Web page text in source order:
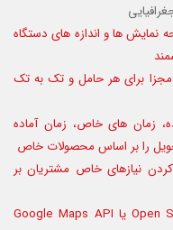
نمایش ها و اندازه های دستگاه
مجزا برای هر حامل و تک به تک
زمان های خاص، زمان آماده
را بر اساس محصولات خاص
نیازهای خاص مشتریان بر
با استفاده از وب‌سرویس Open Street Maps یا Google Maps API